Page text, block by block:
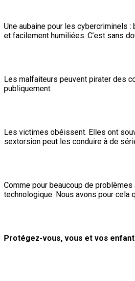
Une aubaine pour les cybercriminels
et facilement humiliées. C’est sans
Les malfaiteurs peuvent pirater des
publiquement.
Les victimes obéissent. Elles ont
sextorsion peut les conduire à de
Comme pour beaucoup de
technologique. Nous avons pour cela
Protégez-vous, vous et vos